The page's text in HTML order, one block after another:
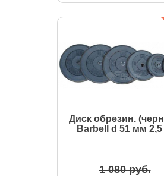
Диск обрезин.
Barbell d 51 мм 2,5
1 080 руб.